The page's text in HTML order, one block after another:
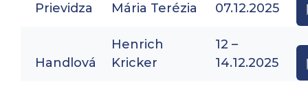
Prievidza
Mária Terézia
07.12.2025
Handlová
Henrich
Kricker
12 –
14.12.2025